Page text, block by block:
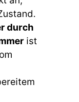
durch
ist